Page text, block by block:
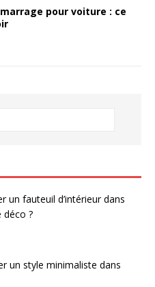
pour voiture : ce
un fauteuil d’intérieur dans
déco ?
un style minimaliste dans